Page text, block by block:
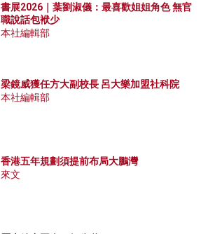
書展2026｜葉劉淑儀：最喜歡姐姐角色 無官
職說話包袱少
本社編輯部
梁鏡威獲任方大副校長 呂大樂加盟社科院
本社編輯部
香港五年規劃須提前布局大鵬灣
來文